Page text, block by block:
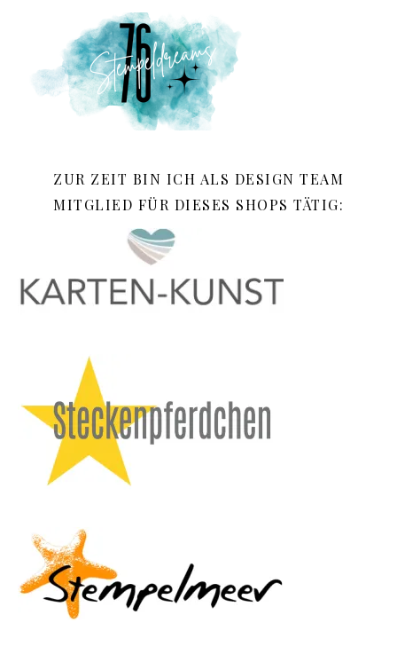
ZUR ZEIT BIN ICH ALS DESIGN TEAM
MITGLIED FÜR DIESES SHOPS TÄTIG: